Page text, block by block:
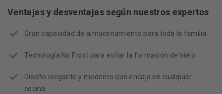
Ventajas y desventajas según nuestros expertos
Gran capacidad de almacenamiento para toda la familia
Tecnología No Frost para evitar la formación de hielo
Diseño elegante y moderno que encaja en cualquier
cocina